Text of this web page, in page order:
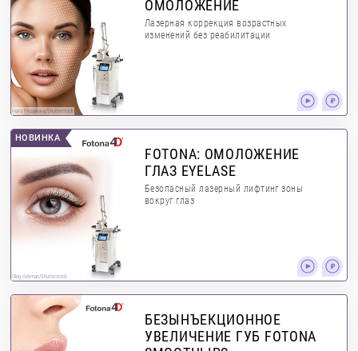
Inara Prusakova/Shutterstock
ОМОЛОЖЕНИЕ
Лазерная коррекция возрастных
изменений без реабилитации
НОВИНКА
Oleg Gekman/Shutterstock
FOTONA: ОМОЛОЖЕНИЕ
ГЛАЗ EYELASE
Безопасный лазерный лифтинг зоны
вокруг глаз
БЕЗЫНЪЕКЦИОННОЕ
УВЕЛИЧЕНИЕ ГУБ FOTONA